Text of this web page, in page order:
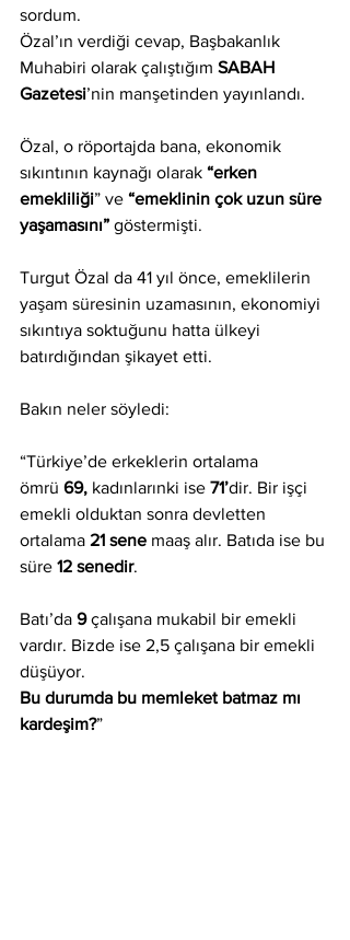
sordum.
Özal’ın verdiği cevap, Başbakanlık
Muhabiri olarak çalıştığım SABAH
Gazetesi’nin manşetinden yayınlandı.
Özal, o röportajda bana, ekonomik
sıkıntının kaynağı olarak “erken
emekliliği” ve “emeklinin çok uzun süre
yaşamasını” göstermişti.
Turgut Özal da 41 yıl önce, emeklilerin
yaşam süresinin uzamasının, ekonomiyi
sıkıntıya soktuğunu hatta ülkeyi
batırdığından şikayet etti.
Bakın neler söyledi:
“Türkiye’de erkeklerin ortalama
ömrü 69, kadınlarınki ise 71’dir. Bir işçi
emekli olduktan sonra devletten
ortalama 21 sene maaş alır. Batıda ise bu
süre 12 senedir.
Batı’da 9 çalışana mukabil bir emekli
vardır. Bizde ise 2,5 çalışana bir emekli
düşüyor.
Bu durumda bu memleket batmaz mı
kardeşim?”